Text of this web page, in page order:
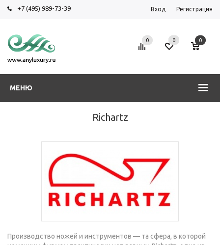
+7 (495) 989-73-39 Вход Регистрация
МЕНЮ
0 0 0
Richartz
Производство ножей и инструментов — та сфера, в которой